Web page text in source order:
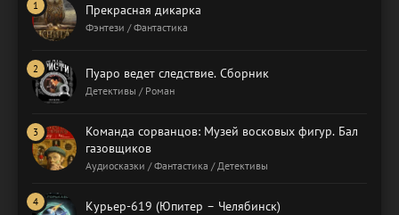
Прекрасная дикарка
Фэнтези / Фантастика
Пуаро ведет следствие. Сборник
Детективы / Роман
Команда сорванцов: Музей восковых фигур. Бал
газовщиков
Аудиосказки / Фантастика / Детективы
Курьер-619 (Юпитер – Челябинск)